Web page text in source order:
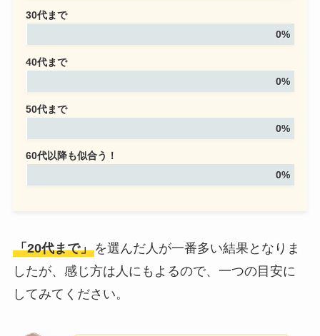
30代まで
0%
40代まで
0%
50代まで
0%
60代以降も似合う！
0%
「20代まで」を選んだ人が一番多い結果となりま
したが、感じ方は人にもよるので、一つの目安に
してみてください。